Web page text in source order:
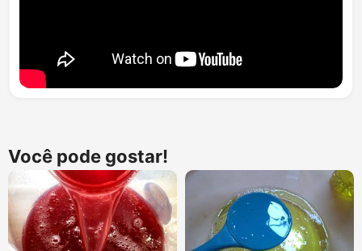
Você pode gostar!